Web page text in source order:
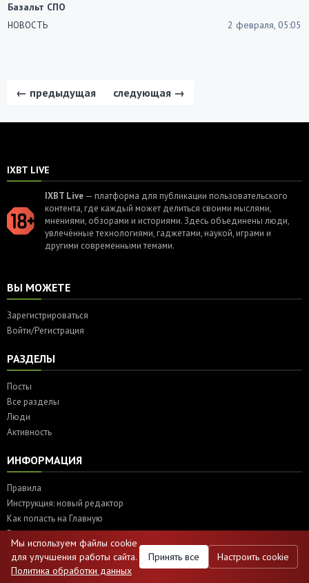
НОВОСТЬ 2 февраля, 05:05
Базальт СПО
← предыдущая следующая →
IXBT LIVE
IXBT Live — платформа для публикации пользовательского
контента, где каждый может делиться своими мыслями,
мнениями, обзорами и историями. Здесь объединены люди,
увлечённые технологиями, гаджетами, наукой, играми и
другими современными темами.
ВЫ МОЖЕТЕ
Зарегистрироваться
Войти/Регистрация
РАЗДЕЛЫ
Посты
Все разделы
Люди
Активность
ИНФОРМАЦИЯ
Правила
Инструкция: новый редактор
Как попасть на Главную
Реклама
Политика использования Cookie
Настройки cookie
Мы используем файлы cookie
для улучшения работы сайта.
Политика обработки данных
Принять все Настроить cookie